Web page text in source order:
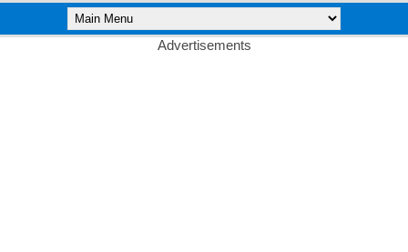
Advertisements